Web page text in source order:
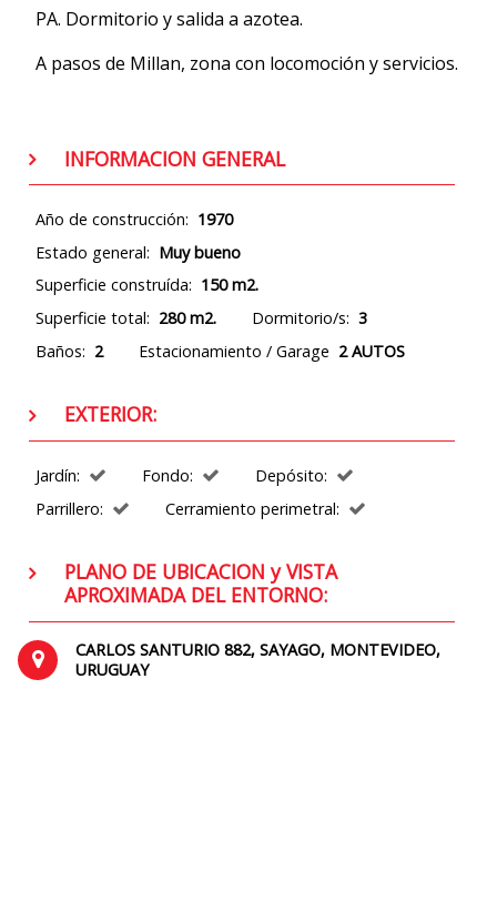
PA. Dormitorio y salida a azotea.
A pasos de Millan, zona con locomoción y servicios.
INFORMACION GENERAL
Año de construcción: 1970
Estado general: Muy bueno
Superficie construída: 150 m2.
Superficie total: 280 m2. Dormitorio/s: 3
Baños: 2 Estacionamiento / Garage 2 AUTOS
EXTERIOR:
Jardín: Fondo:
Depósito:
Parrillero:
Cerramiento perimetral:
PLANO DE UBICACION y VISTA
APROXIMADA DEL ENTORNO:
CARLOS SANTURIO 882, SAYAGO, MONTEVIDEO,
URUGUAY